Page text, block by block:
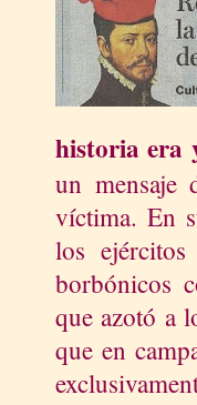
historia era
un mensaje
víctima. En
los
borbónicos
que azotó a
que en